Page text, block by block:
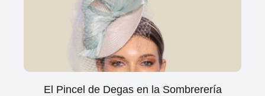
El Pincel de Degas en la Sombrerería